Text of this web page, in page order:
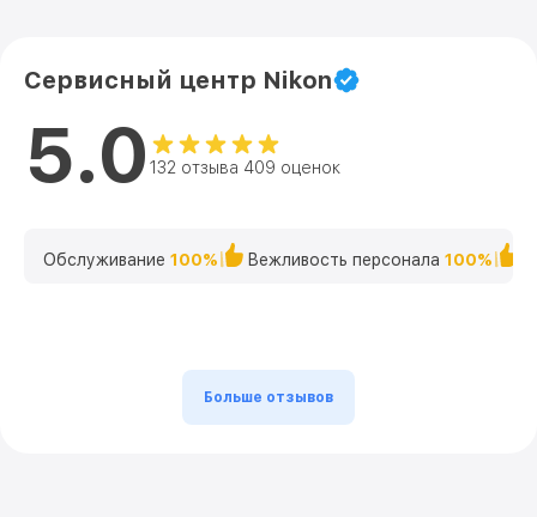
Сервисный центр Nikon
5.0 132 отзыва 409 оценок
Обслуживание 100% Вежливость персонала 100%
Больше отзывов